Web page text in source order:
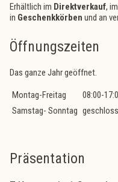
Erhältlich im Direktverkauf,
in Geschenkkörben und an
Öffnungszeiten
Das ganze Jahr geöffnet.
Montag-Freitag
08:00-
Samstag- Sonntag
Präsentation